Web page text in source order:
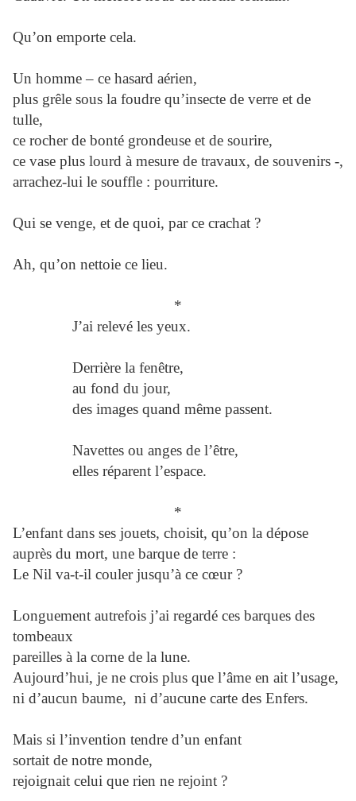
Qu’on emporte cela.
Un homme – ce hasard aérien,
plus grêle sous la foudre qu’insecte de verre et de
tulle,
ce rocher de bonté grondeuse et de sourire,
ce vase plus lourd à mesure de travaux, de souvenirs -,
arrachez-lui le souffle : pourriture.
Qui se venge, et de quoi, par ce crachat ?
Ah, qu’on nettoie ce lieu.
*
J’ai relevé les yeux.
Derrière la fenêtre,
au fond du jour,
des images quand même passent.
Navettes ou anges de l’être,
elles réparent l’espace.
*
L’enfant dans ses jouets, choisit, qu’on la dépose
auprès du mort, une barque de terre :
Le Nil va-t-il couler jusqu’à ce cœur ?
Longuement autrefois j’ai regardé ces barques des
tombeaux
pareilles à la corne de la lune.
Aujourd’hui, je ne crois plus que l’âme en ait l’usage,
ni d’aucun baume, ni d’aucune carte des Enfers.
Mais si l’invention tendre d’un enfant
sortait de notre monde,
rejoignait celui que rien ne rejoint ?